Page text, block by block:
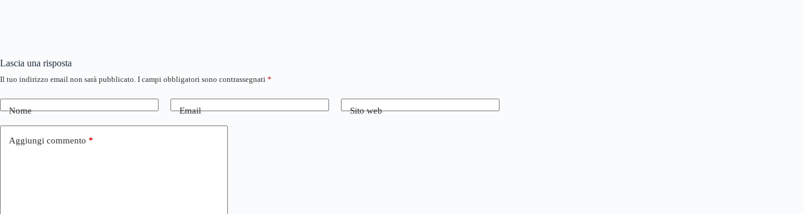
Lascia una risposta
Il tuo indirizzo email non sarà pubblicato. I campi obbligatori sono contrassegnati *
Nome Email Sito web
Aggiungi commento *